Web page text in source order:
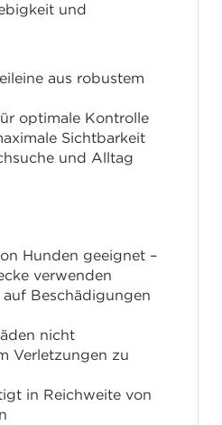
und
aus robustem
optimale Kontrolle
Sichtbarkeit
und Alltag
Hunden geeignet –
verwenden
Beschädigungen
nicht
Verletzungen zu
in Reichweite von